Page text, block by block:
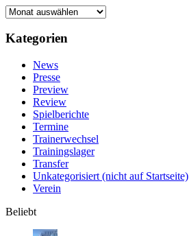
Ältere
Kategorien
News
Presse
Preview
Review
Spielberichte
Termine
Trainerwechsel
Trainingslager
Transfer
Unkategorisiert (nicht auf Startseite)
Verein
Beliebt